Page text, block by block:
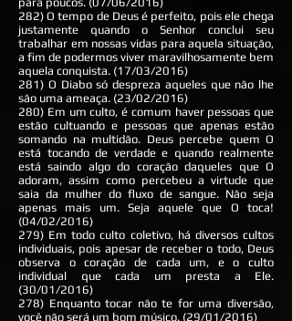
282) O tempo de Deus é perfeito, pois ele chega
justamente quando o Senhor conclui seu
trabalhar em nossas vidas para aquela situação,
a fim de podermos viver maravilhosamente bem
aquela conquista. (17/03/2016)
281) O Diabo só despreza aqueles que não lhe
são uma ameaça. (23/02/2016)
280) Em um culto, é comum haver pessoas que
estão cultuando e pessoas que apenas estão
somando na multidão. Deus percebe quem O
está tocando de verdade e quando realmente
está saindo algo do coração daqueles que O
adoram, assim como percebeu a virtude que
saia da mulher do fluxo de sangue. Não seja
apenas mais um. Seja aquele que O toca!
(04/02/2016)
279) Em todo culto coletivo, há diversos cultos
individuais, pois apesar de receber o todo, Deus
observa o coração de cada um, e o culto
individual que cada um presta a Ele.
(30/01/2016)
278) Enquanto tocar não te for uma diversão,
você não será um bom músico. (29/01/2016)